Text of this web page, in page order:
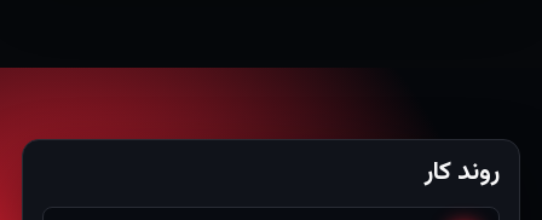
روند کار